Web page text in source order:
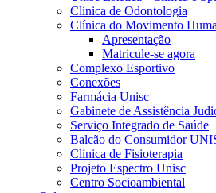
Clínica de Odontologia
Clínica do Movimento
Apresentação
Matricule-se agora
Complexo Esportivo
Conexões
Farmácia Unisc
Gabinete de Assistência
Serviço Integrado de Saúde
Balcão do Consumidor
Clínica de Fisioterapia
Projeto Espectro Unisc
Centro Socioambiental